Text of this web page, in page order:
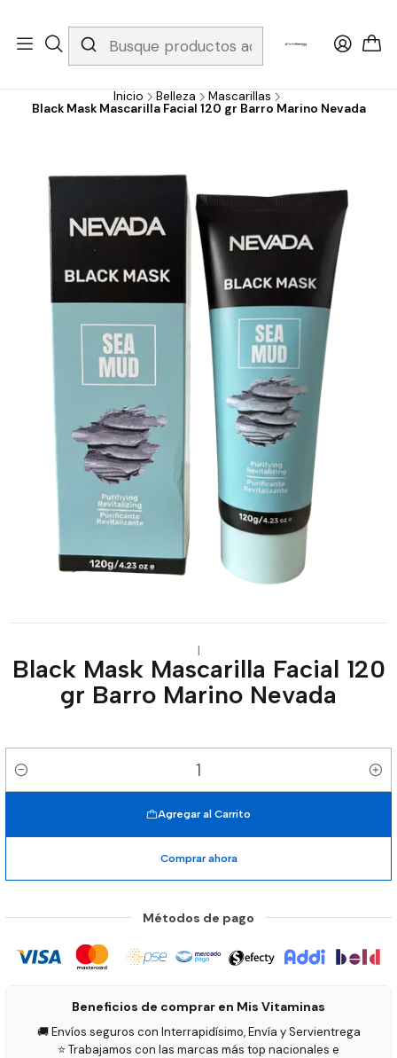
Whatsapp 3229079958/ Fijo 6019251796 / Envios a todo el país y
gratis apartir de 199.000!
Inicio Belleza
Mascarillas
Black Mask Mascarilla Facial 120 gr Barro Marino Nevada
|
Black Mask Mascarilla Facial 120
gr Barro Marino Nevada
Cantidad
Agregar al Carrito
Comprar ahora
Métodos de pago
Beneficios de comprar en Mis Vitaminas
🚚 Envíos seguros con Interrapidísimo, Envía y Servientrega
⭐ Trabajamos con las marcas más top nacionales e